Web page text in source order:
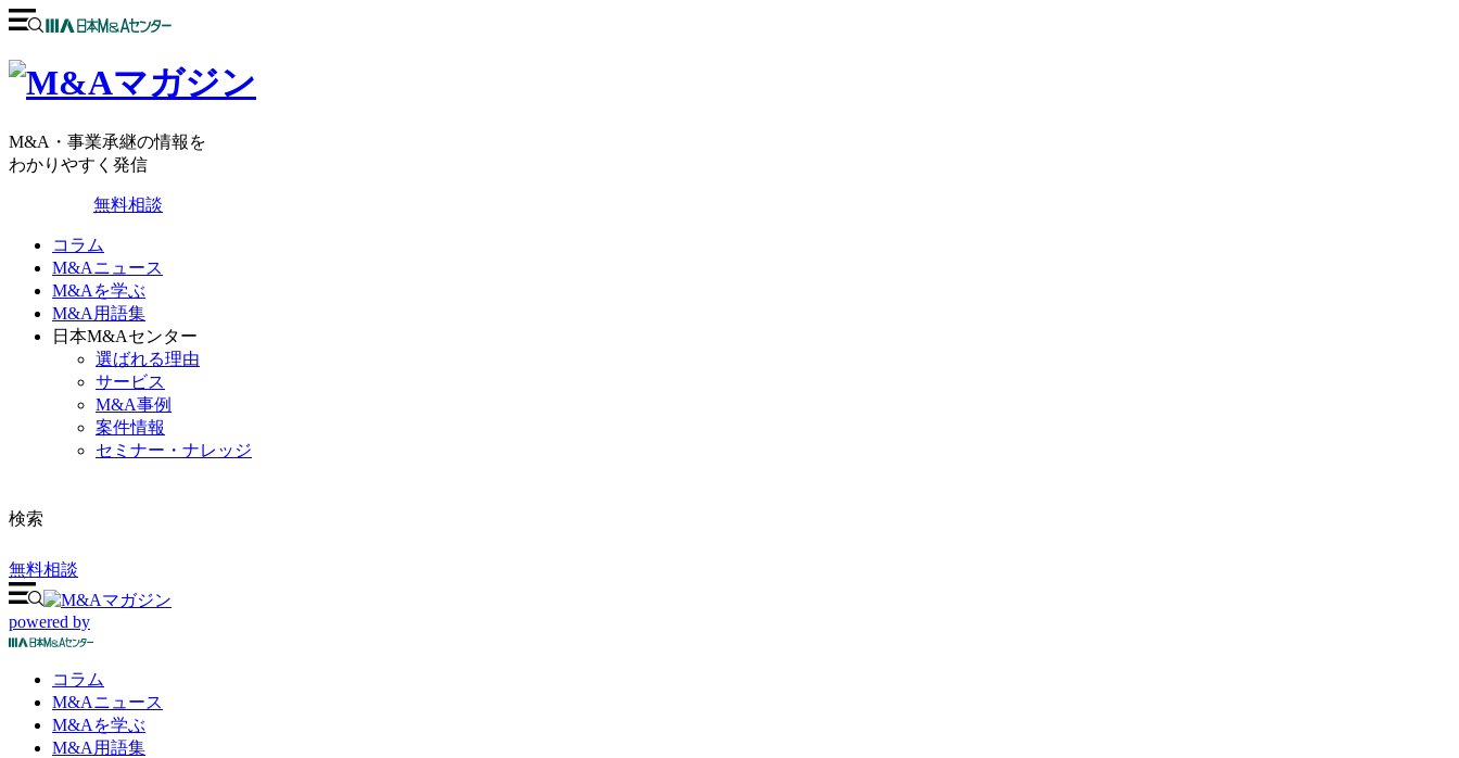
M&A・事業承継の情報を
わかりやすく発信
無料相談
コラム
M&Aニュース
M&Aを学ぶ
M&A用語集
日本M&Aセンター
選ばれる理由
サービス
M&A事例
案件情報
セミナー・ナレッジ
検索
無料相談
powered by
コラム
M&Aニュース
M&Aを学ぶ
M&A 用語集